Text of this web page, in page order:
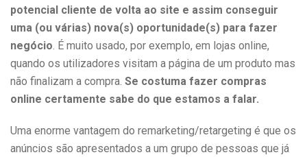
potencial cliente de volta ao site e assim conseguir
uma (ou várias) nova(s) oportunidade(s) para fazer
negócio. É muito usado, por exemplo, em lojas online,
quando os utilizadores visitam a página de um produto mas
não finalizam a compra. Se costuma fazer compras
online certamente sabe do que estamos a falar.
Uma enorme vantagem do remarketing/retargeting é que os
anúncios são apresentados a um grupo de pessoas que já